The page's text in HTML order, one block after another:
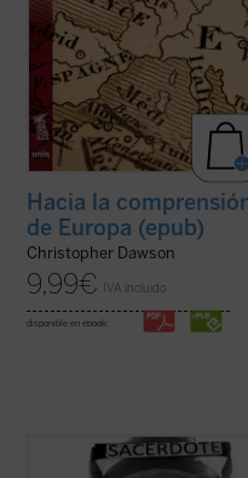
Hacia la
de Europa (epub)
Christopher Dawson
9,99€ IVA incluido
disponible en ebook:
«Cuando entré en el hospital, el 2 de abril,
se alcanzaba el pico de fallecidos en un